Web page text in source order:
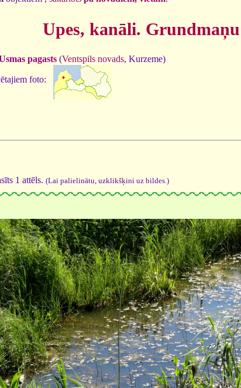
Upes, kanāli.
pagasts (Ventspils novads, Kurzeme)
foto:
1 attēls. (Lai palielinātu, uzklikšķini uz bildes.)